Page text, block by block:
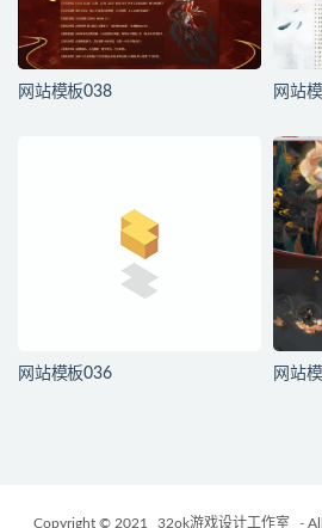
网站模板038 网站
网站模板036 网站
Copyright © 2021 32ok游戏设计工作室 -